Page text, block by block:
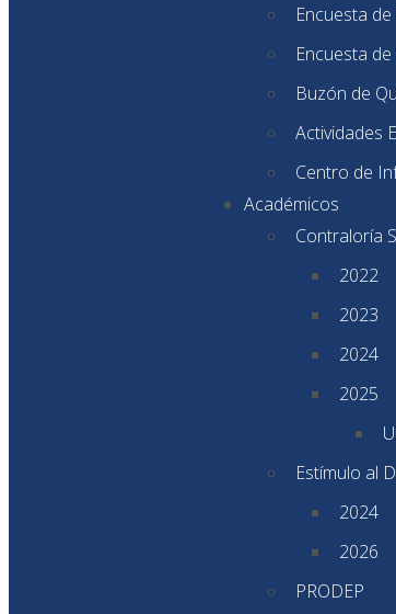
Encuesta
Encuesta
Buzón de
Actividades
Centro de
Académicos
Contraloría
2022
2023
2024
2025
Estímulo al
2024
2026
PRODEP